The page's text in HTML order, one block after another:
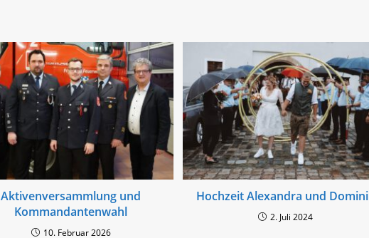
Aktivenversammlung und
Kommandantenwahl
10. Februar 2026
Hochzeit Alexandra und
2. Juli 2024